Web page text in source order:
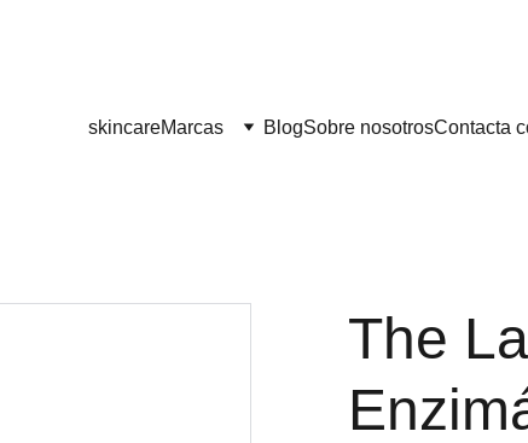
skincareMarcas BlogSobre nosotrosContacta
The